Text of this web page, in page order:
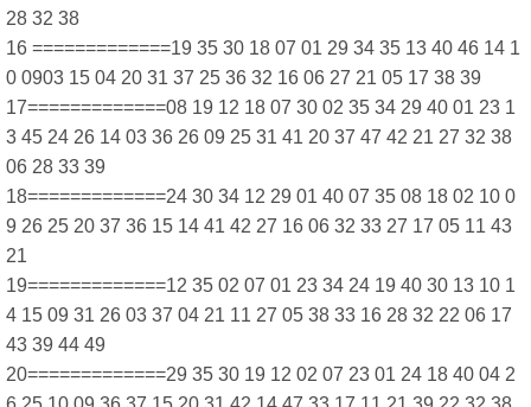
28 32 38
16 =============19 35 30 18 07 01 29 34 35 13 40 46 14 1
0 0903 15 04 20 31 37 25 36 32 16 06 27 21 05 17 38 39
17=============08 19 12 18 07 30 02 35 34 29 40 01 23 1
3 45 24 26 14 03 36 26 09 25 31 41 20 37 47 42 21 27 32 38
06 28 33 39
18=============24 30 34 12 29 01 40 07 35 08 18 02 10 0
9 26 25 20 37 36 15 14 41 42 27 16 06 32 33 27 17 05 11 43
21
19=============12 35 02 07 01 23 34 24 19 40 30 13 10 1
4 15 09 31 26 03 37 04 21 11 27 05 38 33 16 28 32 22 06 17
43 39 44 49
20=============29 35 30 19 12 02 07 23 01 24 18 40 04 2